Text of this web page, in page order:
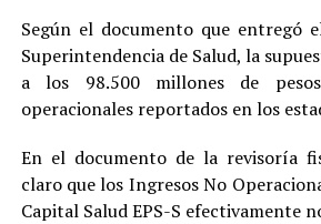
Según el documento que entregó
Superintendencia de Salud, la
a los 98.500 millones de
operacionales reportados en los
En el documento de la revisoría
claro que los Ingresos No
Capital Salud EPS-S efectivamente